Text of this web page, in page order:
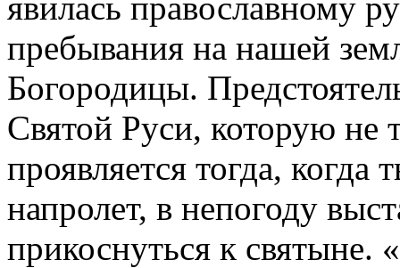
пребывания на нашей
Богородицы.
Святой Руси, которую не
проявляется тогда,
напролет, в непогоду
прикоснуться к святыне.